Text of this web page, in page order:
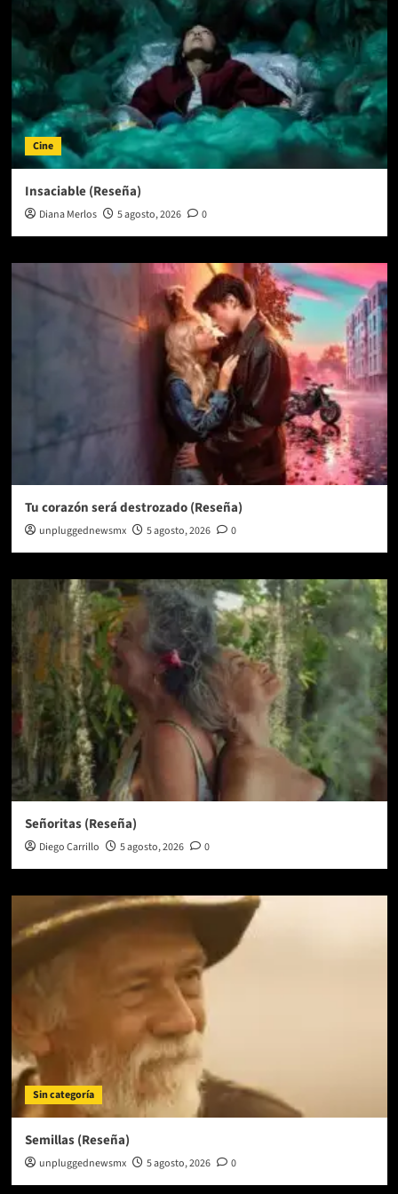
Cine
Insaciable (Reseña)
Diana Merlos 5 agosto, 2026 0
Tu corazón será destrozado (Reseña)
unpluggednewsmx 5 agosto, 2026 0
Señoritas (Reseña)
Diego Carrillo 5 agosto, 2026 0
Sin categoría
Semillas (Reseña)
unpluggednewsmx 5 agosto, 2026 0